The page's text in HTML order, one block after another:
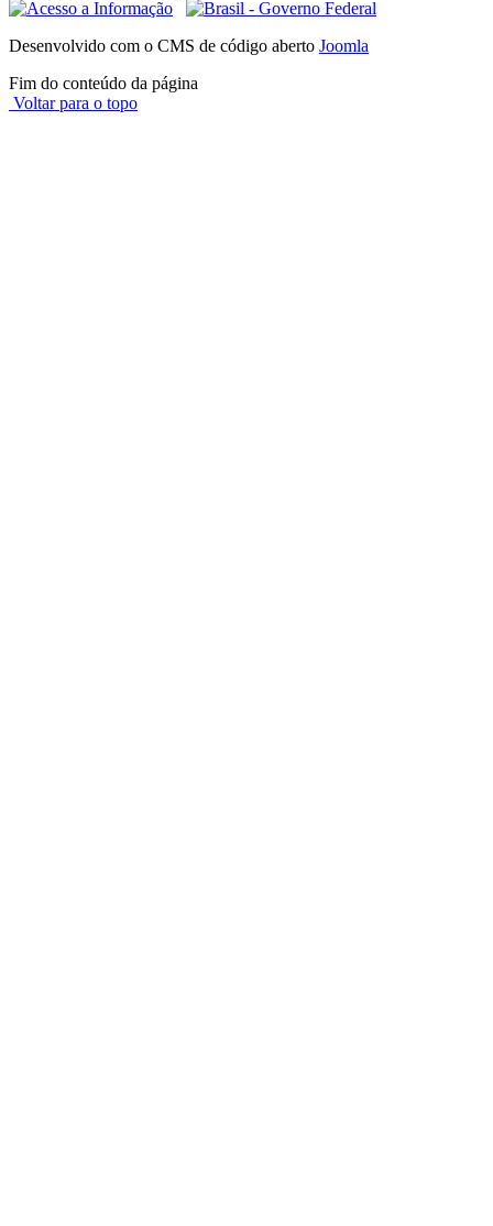
Desenvolvido com o CMS de código aberto Joomla
Fim do conteúdo da página
Voltar para o topo